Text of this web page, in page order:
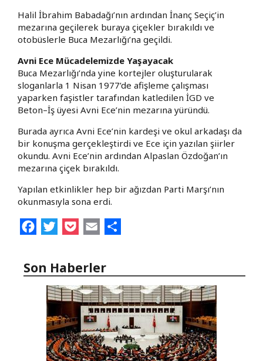
Halil İbrahim Babadağı’nın ardından İnanç Seçiç’in
mezarına geçilerek buraya çiçekler bırakıldı ve
otobüslerle Buca Mezarlığı’na geçildi.
Avni Ece Mücadelemizde Yaşayacak
Buca Mezarlığı’nda yine kortejler oluşturularak
sloganlarla 1 Nisan 1977’de afişleme çalışması
yaparken faşistler tarafından katledilen İGD ve
Beton–İş üyesi Avni Ece’nin mezarına yüründü.
Burada ayrıca Avni Ece’nin kardeşi ve okul arkadaşı da
bir konuşma gerçekleştirdi ve Ece için yazılan şiirler
okundu. Avni Ece’nin ardından Alpaslan Özdoğan’ın
mezarına çiçek bırakıldı.
Yapılan etkinlikler hep bir ağızdan Parti Marşı’nın
okunmasıyla sona erdi.
FacebookTwitterPocketEmail
Son Haberler